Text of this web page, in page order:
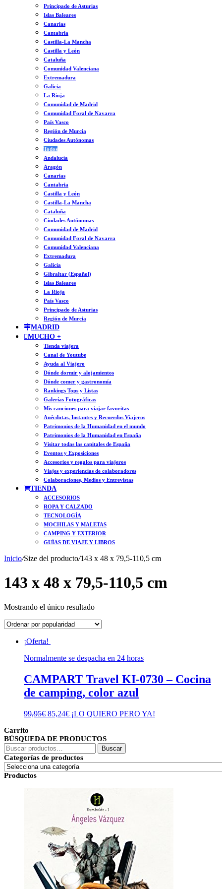
Principado de Asturias
Islas Baleares
Canarias
Cantabria
Castilla-La Mancha
Castilla y León
Cataluña
Comunidad Valenciana
Extremadura
Galicia
La Rioja
Comunidad de Madrid
Comunidad Foral de Navarra
País Vasco
Región de Murcia
Ciudades Autónomas
Todos
Andalucía
Aragón
Canarias
Cantabria
Castilla y León
Castilla-La Mancha
Cataluña
Ciudades Autónomas
Comunidad de Madrid
Comunidad Foral de Navarra
Comunidad Valenciana
Extremadura
Galicia
Gibraltar (Español)
Islas Baleares
La Rioja
País Vasco
Principado de Asturias
Región de Murcia
MADRID
MUCHO +
Tienda viajera
Canal de Youtube
Ayuda al Viajero
Dónde dormir y alojamientos
Dónde comer y gastronomía
Rankings Tops y Listas
Galerías Fotográficas
Mis canciones para viajar favoritas
Anécdotas, Instantes y Recuerdos Viajeros
Patrimonios de la Humanidad en el mundo
Patrimonios de la Humanidad en España
Visitar todas las capitales de España
Eventos y Exposiciones
Accesorios y regalos para viajeros
Viajes y experiencias de colaboradores
Colaboraciones, Medios y Entrevistas
TIENDA
ACCESORIOS
ROPA Y CALZADO
TECNOLOGÍA
MOCHILAS Y MALETAS
CAMPING Y EXTERIOR
GUÍAS DE VIAJE Y LIBROS
Inicio/Size del producto/143 x 48 x 79,5-110,5 cm
143 x 48 x 79,5-110,5 cm
Mostrando el único resultado
¡Oferta!
Normalmente se despacha en 24 horas
CAMPART Travel KI-0730 – Cocina
de camping, color azul
99,95€ El
era:
99,95€.
85,24€El
es:
¡LO QUIERO PERO YA!
Carrito
BÚSQUEDA DE PRODUCTOS
Buscar
por:
Buscar
Categorías de productos
Productos